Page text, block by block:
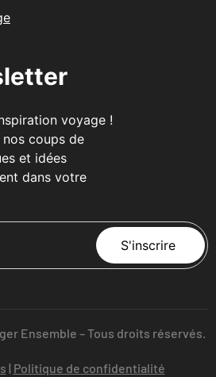
voyage !
nos coups de
et idées
dans votre
S'inscrire
Ensemble – Tous droits réservés.
| Politique de confidentialité